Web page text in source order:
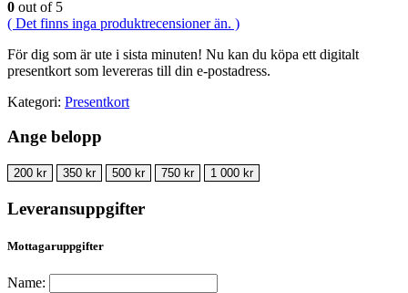
0 out of 5
( Det finns inga produktrecensioner än. )
För dig som är ute i sista minuten! Nu kan du köpa ett digitalt
presentkort som levereras till din e-postadress.
Kategori: Presentkort
Ange belopp
200 kr 350 kr 500 kr 750 kr 1 000 kr
Leveransuppgifter
Mottagaruppgifter
Name: